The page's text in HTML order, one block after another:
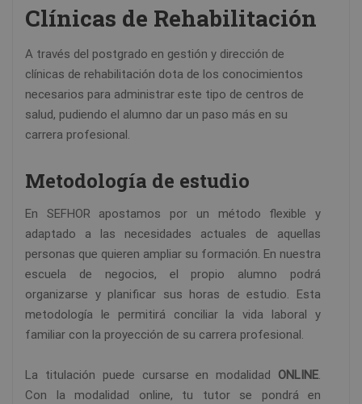
Clínicas de Rehabilitación
A través del postgrado en gestión y dirección de
clínicas de rehabilitación dota de los conocimientos
necesarios para administrar este tipo de centros de
salud, pudiendo el alumno dar un paso más en su
carrera profesional.
Metodología de estudio
En SEFHOR apostamos por un método flexible y
adaptado a las necesidades actuales de aquellas
personas que quieren ampliar su formación. En nuestra
escuela de negocios, el propio alumno podrá
organizarse y planificar sus horas de estudio. Esta
metodología le permitirá conciliar la vida laboral y
familiar con la proyección de su carrera profesional.
La titulación puede cursarse en modalidad ONLINE.
Con la modalidad online, tu tutor se pondrá en